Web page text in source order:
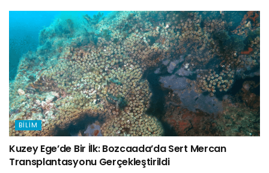
BILIM
Kuzey Ege’de Bir İlk: Bozcaada’da Sert Mercan
Transplantasyonu Gerçekleştirildi